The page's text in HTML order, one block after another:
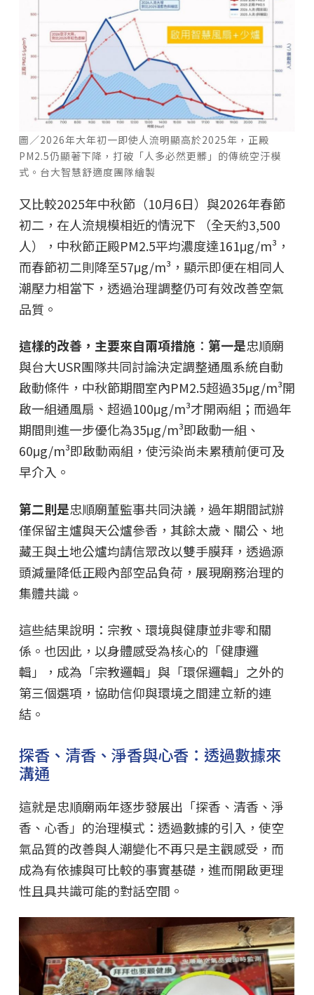
圖／2026年大年初一即使人流明顯高於2025年，正殿
PM2.5仍顯著下降，打破「人多必然更髒」的傳統空汙模
式。台大智慧舒適度團隊繪製
又比較2025年中秋節（10月6日）與2026年春節
初二，在人流規模相近的情況下 （全天約3,500
人），中秋節正殿PM2.5平均濃度達161μg/m³，
而春節初二則降至57μg/m³，顯示即便在相同人
潮壓力相當下，透過治理調整仍可有效改善空氣
品質。
這樣的改善，主要來自兩項措施 ： 第一是忠順廟
與台大USR團隊共同討論決定調整通風系統自動
啟動條件，中秋節期間室內PM2.5超過35μg/m³開
啟一組通風扇、超過100μg/m³才開兩組；而過年
期間則進一步優化為35μg/m³即啟動一組、
60μg/m³即啟動兩組，使污染尚未累積前便可及
早介入。
第二則是忠順廟董監事共同決議，過年期間試辦
僅保留主爐與天公爐參香，其餘太歲、關公、地
藏王與土地公爐均請信眾改以雙手膜拜，透過源
頭減量降低正殿內部空品負荷，展現廟務治理的
集體共識。
這些結果說明：宗教、環境與健康並非零和關
係。也因此，以身體感受為核心的「健康邏
輯」，成為「宗教邏輯」與「環保邏輯」之外的
第三個選項，協助信仰與環境之間建立新的連
結。
探香、清香、淨香與心香：透過數據來
溝通
這就是忠順廟兩年逐步發展出「探香、清香、淨
香、心香」的治理模式：透過數據的引入，使空
氣品質的改善與人潮變化不再只是主觀感受，而
成為有依據與可比較的事實基礎，進而開啟更理
性且具共識可能的對話空間。